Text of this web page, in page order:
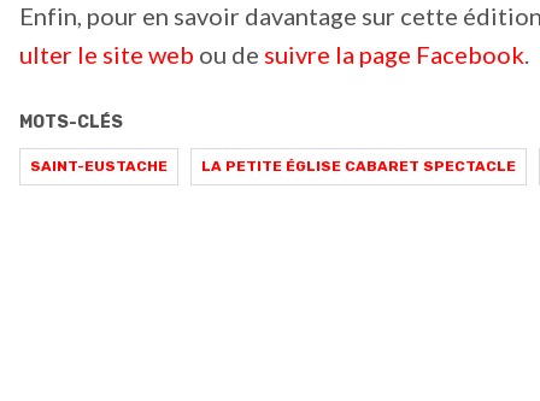
Enfin, pour en savoir davantage sur cette
ulter le site web ou de suivre la page Facebook.
MOTS-CLÉS
SAINT-EUSTACHE LA PETITE ÉGLISE CABARET SPECTACLE